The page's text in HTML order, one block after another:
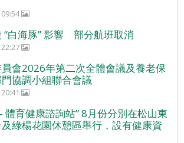
“白海豚” 影響 部分航班取消
會2026年第二次全體會議及養老保
協調小組聯合會議
體育健康諮詢站” 8月份分別在松山東
綠楊花園休憩區舉行，設有健康資